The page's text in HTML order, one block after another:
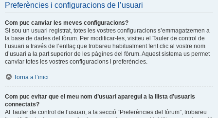
Preferències i configuracions de l’usuari
Com puc canviar les meves configuracions?
Si sou un usuari registrat, totes les vostres configuracions s’emmagatzemen a
la base de dades del fòrum. Per modificar-les, visiteu el Tauler de control de
l’usuari a través de l’enllaç que trobareu habitualment fent clic al vostre nom
d’usuari a la part superior de les pàgines del fòrum. Aquest sistema us permet
canviar totes les vostres configuracions i preferències.
Torna a l’inici
Com puc evitar que el meu nom d’usuari aparegui a la llista d’usuaris
connectats?
Al Tauler de control de l’usuari, a la secció “Preferències del fòrum”, trobareu